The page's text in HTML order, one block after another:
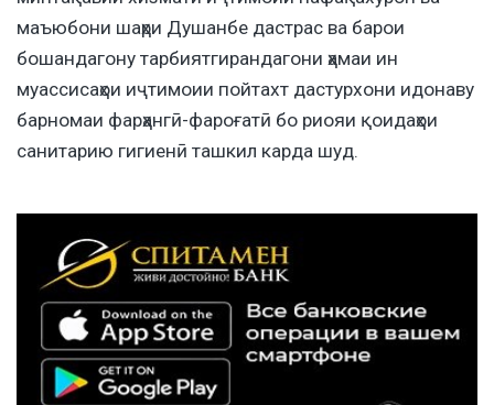
маъюбони шаҳри Душанбе дастрас ва барои
бошандагону тарбиятгирандагони ҳамаи ин
муассисаҳои иҷтимоии пойтахт дастурхони идонаву
барномаи фарҳангӣ-фароғатӣ бо риояи қоидаҳои
санитарию гигиенӣ ташкил карда шуд.